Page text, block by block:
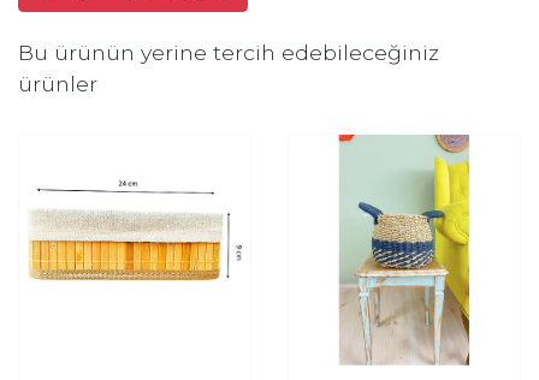
Bu ürünün yerine tercih edebileceğiniz
ürünler